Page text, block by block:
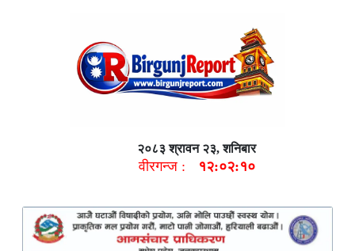
२०८३ श्रावन २३, शनिबार
वीरगन्ज : १२:०२:११